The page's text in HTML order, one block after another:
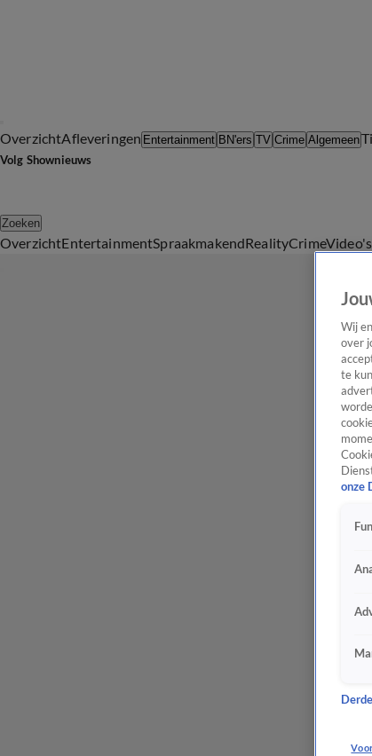
OverzichtAfleveringen Entertainment BN'ers TV Crime Algemeen
Volg Shownieuws
Zoeken
OverzichtEntertainmentSpraakmakendRealityCrimeVideo's
Wij
over
te
onze